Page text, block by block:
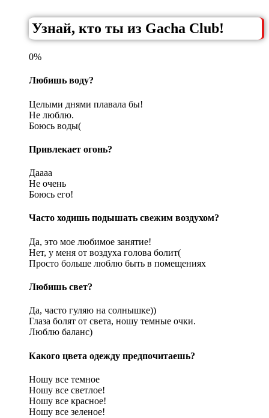
Узнай, кто ты из Gacha Club!
0%
Любишь воду?
Целыми днями плавала бы!
Не люблю.
Боюсь воды(
Привлекает огонь?
Даааа
Не очень
Боюсь его!
Часто ходишь подышать свежим воздухом?
Да, это мое любимое занятие!
Нет, у меня от воздуха голова болит(
Просто больше люблю быть в помещениях
Любишь свет?
Да, часто гуляю на солнышке))
Глаза болят от света, ношу темные очки.
Люблю баланс)
Какого цвета одежду предпочитаешь?
Ношу все темное
Ношу все светлое!
Ношу все красное!
Ношу все зеленое!